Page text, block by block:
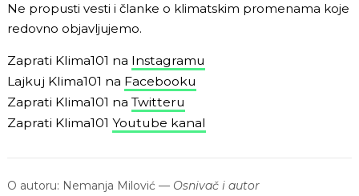
Ne propusti vesti i članke o klimatskim promenama koje
redovno objavljujemo.
Zaprati Klima101 na Instagramu
Lajkuj Klima101 na Facebooku
Zaprati Klima101 na Twitteru
Zaprati Klima101 Youtube kanal
O autoru: Nemanja Milović — Osnivač i autor